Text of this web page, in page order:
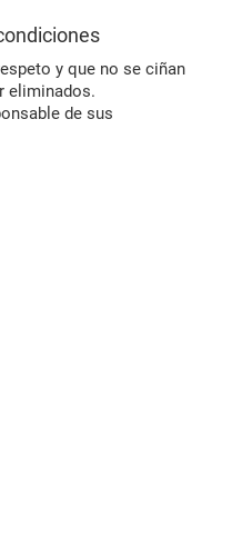
y que no se ciñan
eliminados.
de sus